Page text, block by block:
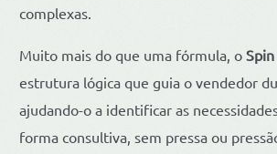
complexas.
Muito mais do que uma fórmula, o
estrutura lógica que guia o vendedor
ajudando-o a identificar as
forma consultiva, sem pressa ou